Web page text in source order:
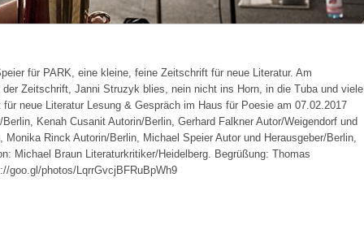
für PARK, eine kleine, feine Zeitschrift für neue Literatur. Am
Zeitschrift, Janni Struzyk blies, nein nicht ins Horn, in die Tuba und viele
neue Literatur Lesung & Gespräch im Haus für Poesie am 07.02.2017
Kenah Cusanit Autorin/Berlin, Gerhard Falkner Autor/Weigendorf und
Rinck Autorin/Berlin, Michael Speier Autor und Herausgeber/Berlin,
Michael Braun Literaturkritiker/Heidelberg. Begrüßung: Thomas
goo.gl/photos/LqrrGvcjBFRuBpWh9